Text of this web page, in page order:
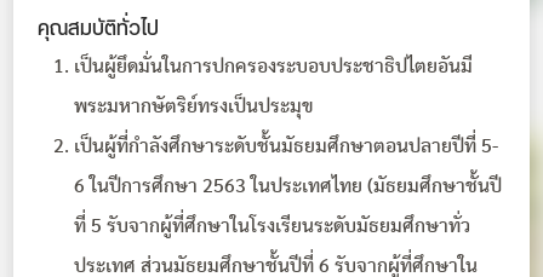
คุณสมบัติทั่วไป
เป็นผู้ยึดมั่นในการปกครองระบอบประชาธิปไตยอันมี
พระมหากษัตริย์ทรงเป็นประมุข
เป็นผู้ที่กำลังศึกษาระดับชั้นมัธยมศึกษาตอนปลายปีที่ 5-
6 ในปีการศึกษา 2563 ในประเทศไทย (มัธยมศึกษาชั้นปี
ที่ 5 รับจากผู้ที่ศึกษาในโรงเรียนระดับมัธยมศึกษาทั่ว
ประเทศ ส่วนมัธยมศึกษาชั้นปีที่ 6 รับจากผู้ที่ศึกษาใน